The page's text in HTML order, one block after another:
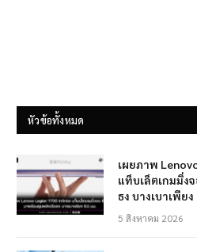
หัวข้อทั้งหมด
เผยภาพ
แท็บเล็ตเกมมิ่ง
ธง บางเบาเพียง
5 สิงหาคม 2026